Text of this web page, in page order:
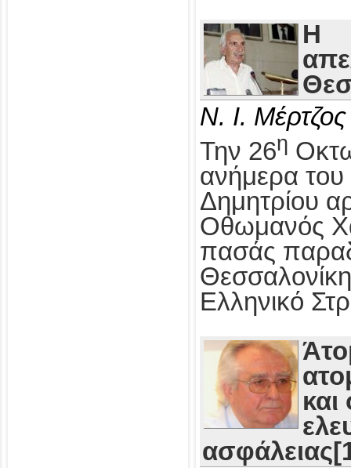
Η
Ν. Ι. Μέρτζος
Την 26η
ανήμερα του
Δημητρίου
Οθωμανός
πασάς
Ελληνικό